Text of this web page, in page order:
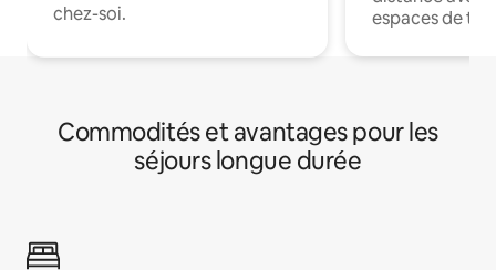
chez-soi.
espaces de
Commodités et avantages pour les
séjours longue durée